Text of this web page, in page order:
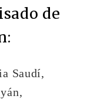
de
Saudí,